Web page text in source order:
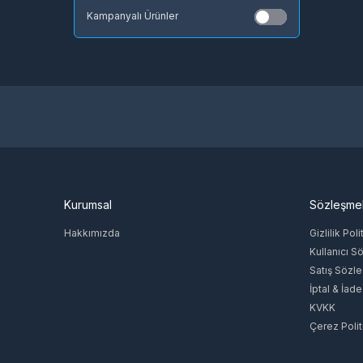
Gameforge
itunes
Sony
Kampanyalı Ürünler
Kurumsal
Hakkımızda
Gizlilik
Kullanıcı
Satış
İptal & İade
KVKK
Çerez